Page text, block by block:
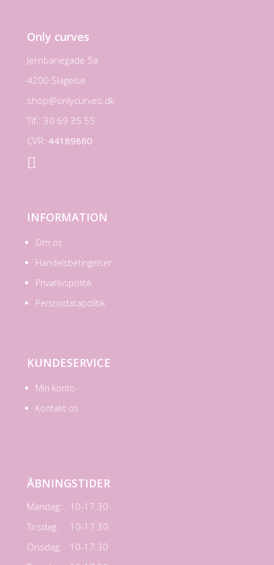
Only curves
Jernbanegade 5a
4200 Slagelse
shop@onlycurves.dk
Tlf.: 30 69 35 55
CVR: 44189860

INFORMATION
Om os
Handelsbetingelser
Privatlivspolitik
Persondatapolitik
KUNDESERVICE
Min konto
Kontakt os
ÅBNINGSTIDER
Mandag:
10-17.30
Tirsdag:
10-17.30
Onsdag:
10-17.30